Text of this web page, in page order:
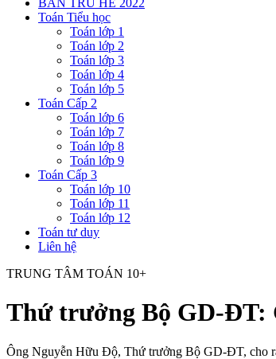
BÁN TRÚ HÈ 2022
Toán Tiểu học
Toán lớp 1
Toán lớp 2
Toán lớp 3
Toán lớp 4
Toán lớp 5
Toán Cấp 2
Toán lớp 6
Toán lớp 7
Toán lớp 8
Toán lớp 9
Toán Cấp 3
Toán lớp 10
Toán lớp 11
Toán lớp 12
Toán tư duy
Liên hệ
TRUNG TÂM TOÁN 10+
Thứ trưởng Bộ GD-ĐT:
Ông Nguyễn Hữu Độ, Thứ trưởng Bộ GD-ĐT, cho